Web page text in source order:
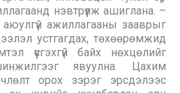
нэвтрүүлж ашиглана. –
ажиллагааны зааврыг
устгагдах, төхөөрөмжид
үүсгэхгүй байх нөхцөлийг
явуулна. Цахим
орох зэрэг эрсдэлээс